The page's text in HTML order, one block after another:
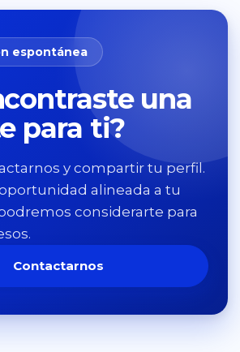
espontánea
una
para ti?
y compartir tu perfil.
alineada a tu
considerarte para
Contactarnos